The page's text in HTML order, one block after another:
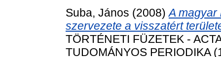
Suba, János (2008)A magyar
szervezete a visszatért
TÖRTÉNETI FÜZETEK -
TUDOMÁNYOS PERIODIKA